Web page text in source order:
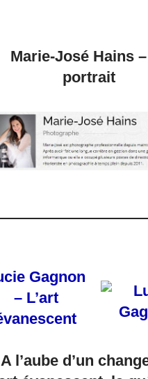
Marie-José Hains
portrait
Gagnon
– L’art
l’aube d’un